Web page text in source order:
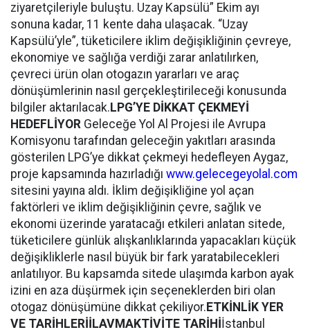
ziyaretçileriyle buluştu. Uzay Kapsülü” Ekim ayı
sonuna kadar, 11 kente daha ulaşacak. “Uzay
Kapsülü’yle”, tüketicilere iklim değişikliğinin çevreye,
ekonomiye ve sağlığa verdiği zarar anlatılırken,
çevreci ürün olan otogazın yararları ve araç
dönüşümlerinin nasıl gerçekleştirileceği konusunda
bilgiler aktarılacak. LPG’YE DİKKAT ÇEKMEYİ
HEDEFLİYOR Geleceğe Yol Al Projesi ile Avrupa
Komisyonu tarafından geleceğin yakıtları arasında
gösterilen LPG’ye dikkat çekmeyi hedefleyen Aygaz,
proje kapsamında hazırladığı www.gelecegeyolal.com
sitesini yayına aldı. İklim değişikliğine yol açan
faktörleri ve iklim değişikliğinin çevre, sağlık ve
ekonomi üzerinde yaratacağı etkileri anlatan sitede,
tüketicilere günlük alışkanlıklarında yapacakları küçük
değişikliklerle nasıl büyük bir fark yaratabilecekleri
anlatılıyor. Bu kapsamda sitede ulaşımda karbon ayak
izini en aza düşürmek için seçeneklerden biri olan
otogaz dönüşümüne dikkat çekiliyor. ETKİNLİK YER
VE TARİHLERİİLAVMAKTİVİTE TARİHİİstanbul